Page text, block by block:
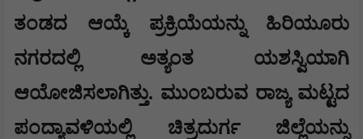
ತಂಡದ ಆಯ್ಕೆ ಪ್ರಕ್ರಿಯೆಯನ್ನು ಹಿರಿಯೂರು
ನಗರದಲ್ಲಿ ಅತ್ಯಂತ ಯಶಸ್ವಿಯಾಗಿ
ಆಯೋಜಿಸಲಾಗಿತ್ತು. ಮುಂಬರುವ ರಾಜ್ಯ ಮಟ್ಟದ
ಪಂದ್ಯಾವಳಿಯಲ್ಲಿ ಚಿತ್ರದುರ್ಗ ಜಿಲ್ಲೆಯನ್ನು